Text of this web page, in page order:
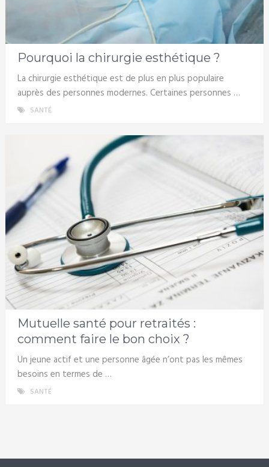
Pourquoi la chirurgie esthétique ?
La chirurgie esthétique est de plus en plus populaire
auprès des personnes modernes. Certaines personnes …
SANTÉ
Mutuelle santé pour retraités :
comment faire le bon choix ?
Un jeune actif et une personne âgée n’ont pas les mêmes
besoins en termes de …
SANTÉ